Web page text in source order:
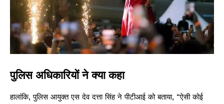
पुलिस अधिकारियों ने क्या कहा
हालांकि, पुलिस आयुक्त एस देव दत्ता सिंह ने पीटीआई को बताया, “ऐसी कोई